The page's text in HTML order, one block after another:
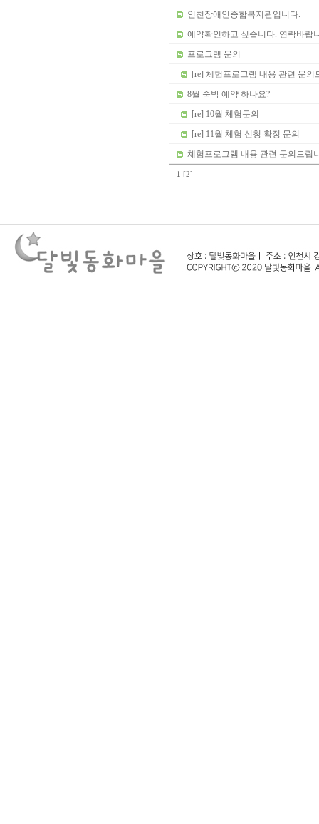
인천장애인종합복지관입니다.
예약확인하고 싶습니다. 연락바랍
프로그램 문의
[re] 체험프로그램 내용 관련 문의
8월 숙박 예약 하나요?
[re] 10월 체험문의
[re] 11월 체험 신청 확정 문의
체험프로그램 내용 관련 문의드립
1 [2]